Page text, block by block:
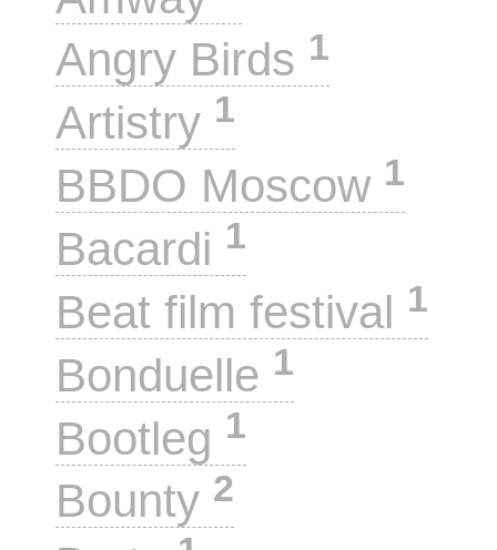
Angry Birds 1
Artistry 1
BBDO Moscow 1
Bacardi 1
Beat film festival 1
Bonduelle 1
Bootleg 1
Bounty 2